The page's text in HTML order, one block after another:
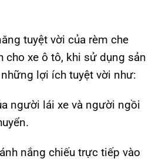
tuyệt vời của rèm che
cho xe ô tô, khi sử dụng sản
lợi ích tuyệt vời như:
người lái xe và người ngồi
nắng chiếu trực tiếp vào